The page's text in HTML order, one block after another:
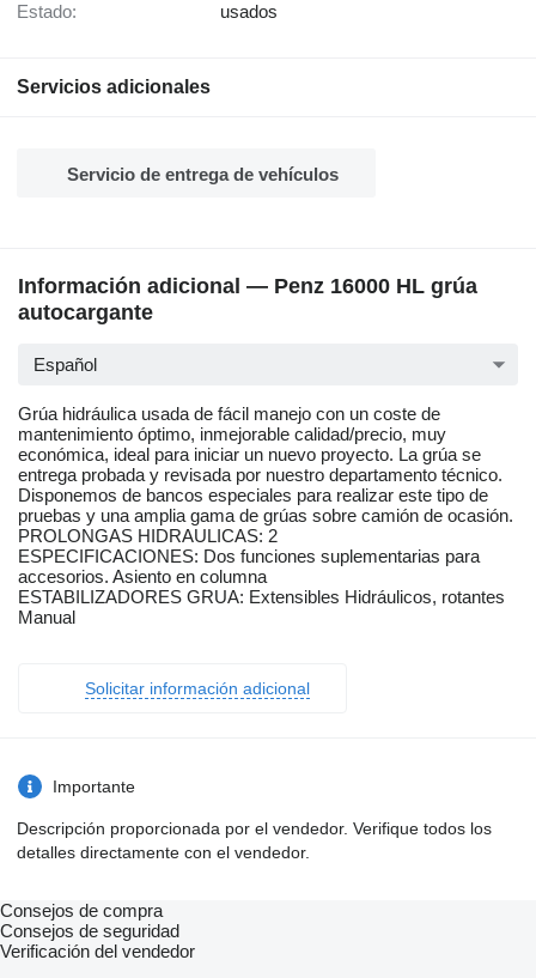
Estado: usados
Servicios adicionales
Servicio de entrega de vehículos
Información adicional — Penz 16000 HL grúa
autocargante
Español
Grúa hidráulica usada de fácil manejo con un coste de
mantenimiento óptimo, inmejorable calidad/precio, muy
económica, ideal para iniciar un nuevo proyecto. La grúa se
entrega probada y revisada por nuestro departamento técnico.
Disponemos de bancos especiales para realizar este tipo de
pruebas y una amplia gama de grúas sobre camión de ocasión.
PROLONGAS HIDRAULICAS: 2
ESPECIFICACIONES: Dos funciones suplementarias para
accesorios. Asiento en columna
ESTABILIZADORES GRUA: Extensibles Hidráulicos, rotantes
Manual
Solicitar información adicional
Importante
Descripción proporcionada por el vendedor. Verifique todos los
detalles directamente con el vendedor.
Consejos de compra
Consejos de seguridad
Verificación del vendedor